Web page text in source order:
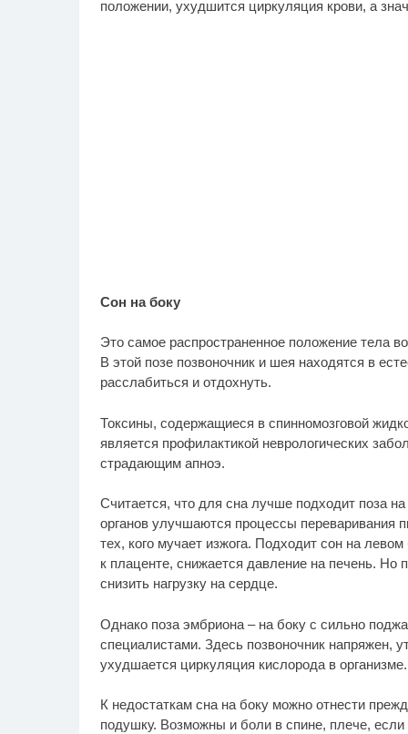
положении, ухудшится циркуляция крови, а
Сон на боку
Это самое распространенное положение тела
В этой позе позвоночник и шея находятся в
расслабиться и отдохнуть.
Токсины, содержащиеся в спинномозговой
является профилактикой неврологических
страдающим апноэ.
Считается, что для сна лучше подходит поза
органов улучшаются процессы переваривания
тех, кого мучает изжога. Подходит сон на
к плаценте, снижается давление на печень.
снизить нагрузку на сердце.
Однако поза эмбриона – на боку с сильно
специалистами. Здесь позвоночник напряжен,
ухудшается циркуляция кислорода в организме.
К недостаткам сна на боку можно отнести
подушку. Возможны и боли в спине, плече, если